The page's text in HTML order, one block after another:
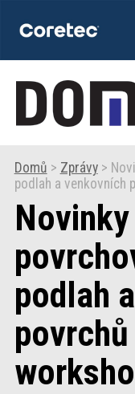
TIPY
Zprávy
Praxe
Fotogalerie
Produkty
Prodejní
akce
Domů > Zprávy>
podlah a venkovních
podlah